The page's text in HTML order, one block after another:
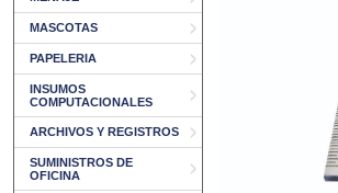
MASCOTAS
PAPELERIA
INSUMOS
COMPUTACIONALES
ARCHIVOS Y REGISTROS
SUMINISTROS DE
OFICINA